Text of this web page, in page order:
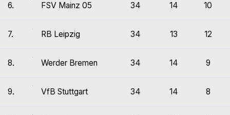
6. FSV Mainz 05 34 14 10
7. RB Leipzig 34 13 12
8. Werder Bremen 34 14 9
9. VfB Stuttgart 34 14 8